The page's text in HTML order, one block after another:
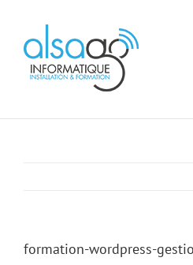
contenu
formation-wordpress-